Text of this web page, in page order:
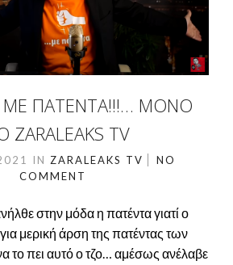
ΜΕ ΠΑΤΈΝΤΑ!!!… ΜΌΝΟ
ZARALEAKS TV
IN ZARALEAKS TV
NO
COMMENT
στην μόδα η πατέντα γιατί ο
μερική άρση της πατέντας των
το πει αυτό ο τζο… αμέσως ανέλαβε